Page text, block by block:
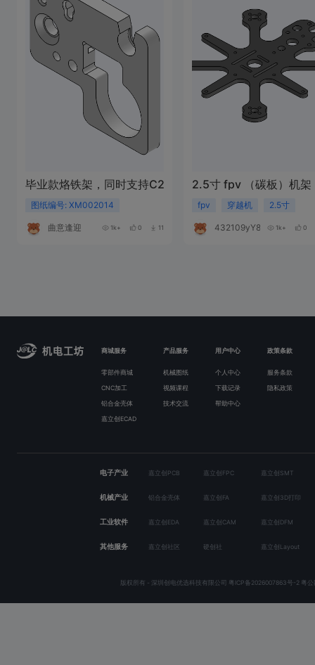
毕业款烙铁架，同时支持C210和C245
图纸编号: XM002014
曲意逢迎 1k+ 0 11
2.5寸 fpv （碳板）机架
fpv 穿越机 2.5寸
432109yY861i 1k+ 0
商城服务 产品服务 用户中心 政策条款
零部件商城 机械图纸 个人中心 服务条款
CNC加工 视频课程 下载记录 隐私政策
铝合金壳体 技术交流 帮助中心
嘉立创ECAD
电子产业 嘉立创PCB 嘉立创FPC 嘉立创SMT
机械产业 铝合金壳体 嘉立创FA 嘉立创3D打印
工业软件 嘉立创EDA 嘉立创CAM 嘉立创DFM
其他服务 嘉立创社区 硬创社 嘉立创Layout
版权所有 - 深圳创电优选科技有限公司 粤ICP备2026007863号-2 粤